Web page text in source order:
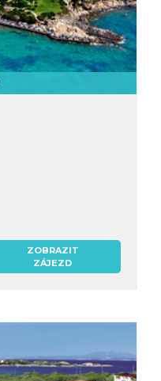
ZOBRAZIT
ZÁJEZD